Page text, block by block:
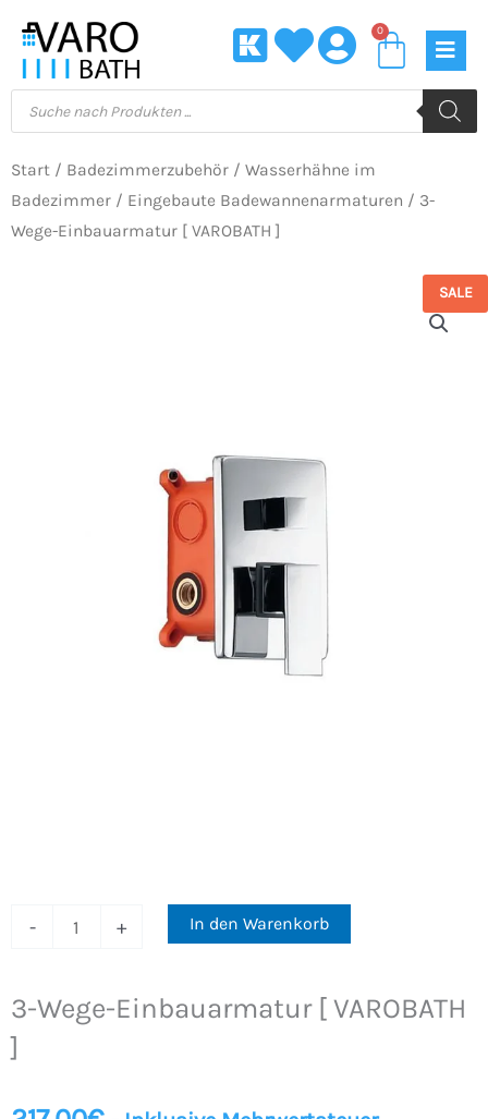
Inhalt
springen
0
€445
Products
search
Start / Badezimmerzubehör / Wasserhähne im
Badezimmer / Eingebaute Badewannenarmaturen / 3-
Wege-Einbauarmatur [ VAROBATH ]
SALE
3-Wege-Einbauarmatur [ VAROBATH
]
-
[
VAROBATH
+ In den Warenkorb